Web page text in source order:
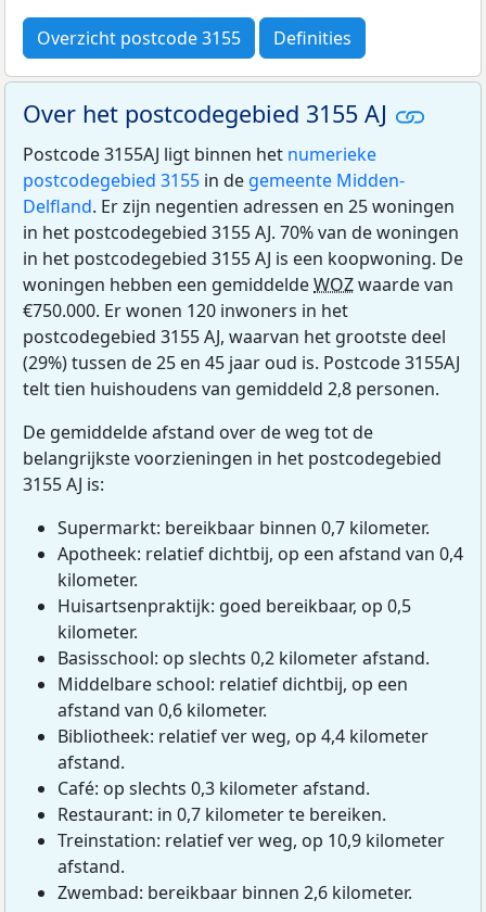
Overzicht postcode 3155 Definities
Over het postcodegebied 3155 AJ
Postcode 3155AJ ligt binnen het numerieke
postcodegebied 3155 in de gemeente Midden-
Delfland. Er zijn negentien adressen en 25 woningen
in het postcodegebied 3155 AJ. 70% van de woningen
in het postcodegebied 3155 AJ is een koopwoning. De
woningen hebben een gemiddeldeWOZwaarde van
€750.000. Er wonen 120 inwoners in het
postcodegebied 3155 AJ, waarvan het grootste deel
(29%) tussen de 25 en 45 jaar oud is. Postcode 3155AJ
telt tien huishoudens van gemiddeld 2,8 personen.
De gemiddelde afstand over de weg tot de
belangrijkste voorzieningen in het postcodegebied
3155 AJ is:
Supermarkt: bereikbaar binnen 0,7 kilometer.
Apotheek: relatief dichtbij, op een afstand van 0,4
kilometer.
Huisartsenpraktijk: goed bereikbaar, op 0,5
kilometer.
Basisschool: op slechts 0,2 kilometer afstand.
Middelbare school: relatief dichtbij, op een
afstand van 0,6 kilometer.
Bibliotheek: relatief ver weg, op 4,4 kilometer
afstand.
Café: op slechts 0,3 kilometer afstand.
Restaurant: in 0,7 kilometer te bereiken.
Treinstation: relatief ver weg, op 10,9 kilometer
afstand.
Zwembad: bereikbaar binnen 2,6 kilometer.